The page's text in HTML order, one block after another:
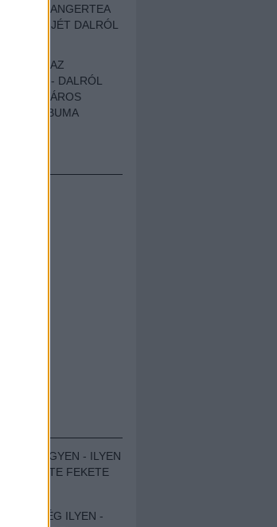
MEG AZ ANGERTEA
EP-JÉT DALRÓL
AZ
FÖLDIG - DALRÓL
VÁROS
CÍMŰ ALBUMA
A HEGYEN - ILYEN
SZÜLTE FEKETE
VOLT MÉG ILYEN -